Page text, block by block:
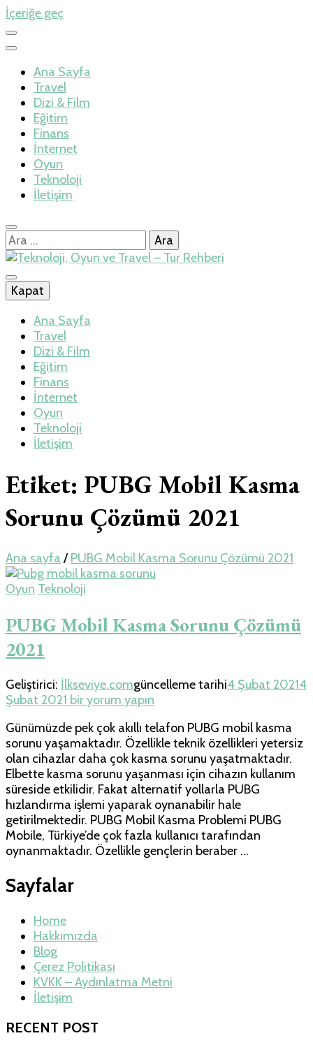
İçeriğe geç
Ana Sayfa
Travel
Dizi & Film
Eğitim
Finans
İnternet
Oyun
Teknoloji
İletişim
Arama:
Teknoloji, Oyun
ve Travel – Tur
Rehberi
İlkseviye
Kapat
Ana Sayfa
Travel
Dizi & Film
Eğitim
Finans
İnternet
Oyun
Teknoloji
İletişim
Etiket: PUBG Mobil Kasma
Sorunu Çözümü 2021
Ana sayfa / PUBG Mobil Kasma Sorunu Çözümü 2021
Oyun Teknoloji
PUBG Mobil Kasma Sorunu Çözümü
2021
Geliştirici: İlkseviye.comgüncelleme tarihi4 Şubat 20214
Şubat 2021 PUBG
Kasma
Sorunu
Çözümü
2021
için
bir yorum yapın
Günümüzde pek çok akıllı telafon PUBG mobil kasma
sorunu yaşamaktadır. Özellikle teknik özellikleri yetersiz
olan cihazlar daha çok kasma sorunu yaşatmaktadır.
Elbette kasma sorunu yaşanması için cihazın kullanım
süreside etkilidir. Fakat alternatif yollarla PUBG
hızlandırma işlemi yaparak oynanabilir hale
getirilmektedir. PUBG Mobil Kasma Problemi PUBG
Mobile, Türkiye’de çok fazla kullanıcı tarafından
oynanmaktadır. Özellikle gençlerin beraber …
Sayfalar
Home
Hakkımızda
Blog
Çerez Politikası
KVKK – Aydınlatma Metni
İletişim
RECENT POST